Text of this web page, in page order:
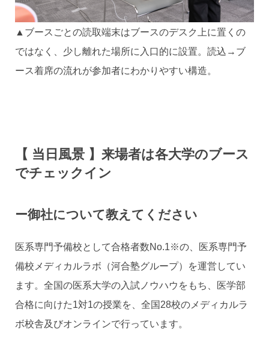
▲ブースごとの読取端末はブースのデスク上に置くの
ではなく、少し離れた場所に入口的に設置。読込→ブ
ース着席の流れが参加者にわかりやすい構造。
【 当日風景 】来場者は各大学のブース
でチェックイン
ー御社について教えてください
医系専門予備校として合格者数No.1※の、医系専門予
備校メディカルラボ（河合塾グループ）を運営してい
ます。全国の医系大学の入試ノウハウをもち、医学部
合格に向けた1対1の授業を、全国28校のメディカルラ
ボ校舎及びオンラインで行っています。